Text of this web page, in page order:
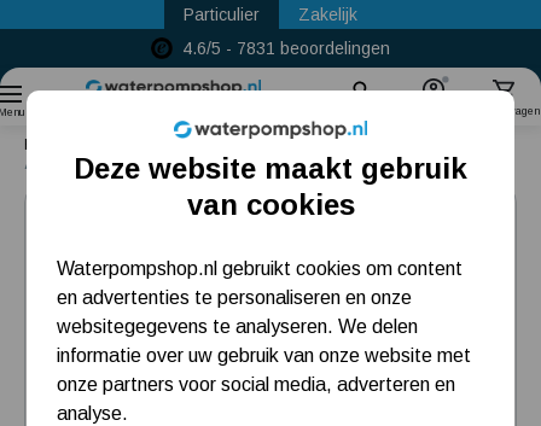
Particulier
Zakelijk
4.6/5 - 7831 beoordelingen
Winkelwagen
Populaire categorieën
Hydrofoorpomp
Dompelpomp
Pompput
Aansluitset voor een 25 mm tuinslang
Deze website maakt gebruik
van cookies
Waterpompshop.nl gebruikt cookies om content
en advertenties te personaliseren en onze
websitegegevens te analyseren. We delen
informatie over uw gebruik van onze website met
onze partners voor social media, adverteren en
analyse.